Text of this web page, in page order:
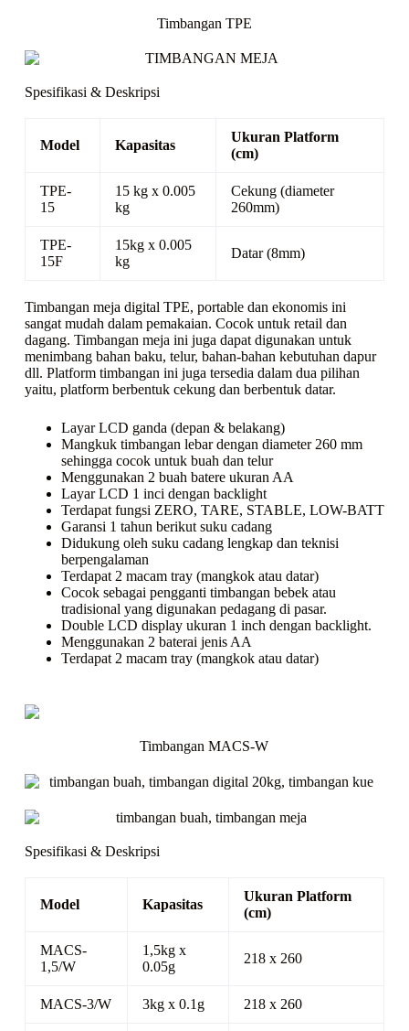
Timbangan TPE
Spesifikasi & Deskripsi
Model Kapasitas
Ukuran Platform
(cm)
TPE-
15
15 kg x 0.005
kg
Cekung (diameter
260mm)
TPE-
15F
15kg x 0.005
kg
Datar (8mm)
Timbangan meja digital TPE, portable dan ekonomis ini
sangat mudah dalam pemakaian. Cocok untuk retail dan
dagang. Timbangan meja ini juga dapat digunakan untuk
menimbang bahan baku, telur, bahan-bahan kebutuhan dapur
dll. Platform timbangan ini juga tersedia dalam dua pilihan
yaitu, platform berbentuk cekung dan berbentuk datar.
Layar LCD ganda (depan & belakang)
Mangkuk timbangan lebar dengan diameter 260 mm
sehingga cocok untuk buah dan telur
Menggunakan 2 buah batere ukuran AA
Layar LCD 1 inci dengan backlight
Terdapat fungsi ZERO, TARE, STABLE, LOW-BATT
Garansi 1 tahun berikut suku cadang
Didukung oleh suku cadang lengkap dan teknisi
berpengalaman
Terdapat 2 macam tray (mangkok atau datar)
Cocok sebagai pengganti timbangan bebek atau
tradisional yang digunakan pedagang di pasar.
Double LCD display ukuran 1 inch dengan backlight.
Menggunakan 2 baterai jenis AA
Terdapat 2 macam tray (mangkok atau datar)
Timbangan MACS-W
Spesifikasi & Deskripsi
Model Kapasitas
Ukuran Platform
(cm)
MACS-
1,5/W
1,5kg x
0.05g
218 x 260
MACS-3/W 3kg x 0.1g 218 x 260